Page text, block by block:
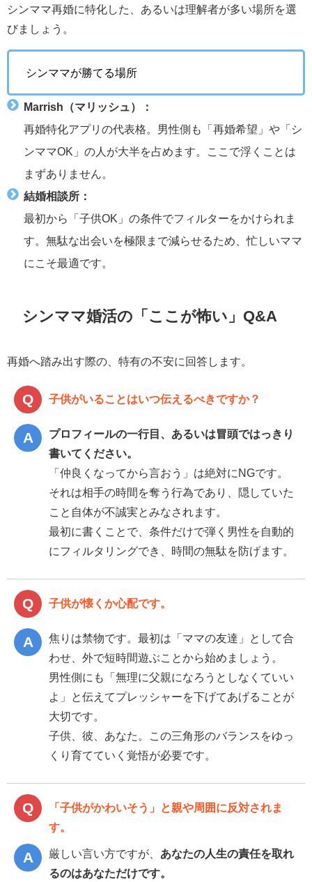
シンママ再婚に特化した、あるいは理解者が多い場所を選
びましょう。
シンママが勝てる場所
Marrish（マリッシュ）：
再婚特化アプリの代表格。男性側も「再婚希望」や「シ
ンママOK」の人が大半を占めます。ここで浮くことは
まずありません。
結婚相談所：
最初から「子供OK」の条件でフィルターをかけられま
す。無駄な出会いを極限まで減らせるため、忙しいママ
にこそ最適です。
シンママ婚活の「ここが怖い」Q&A
再婚へ踏み出す際の、特有の不安に回答します。
子供がいることはいつ伝えるべきですか？
プロフィールの一行目、あるいは冒頭ではっきり
書いてください。
「仲良くなってから言おう」は絶対にNGです。
それは相手の時間を奪う行為であり、隠していた
こと自体が不誠実とみなされます。
最初に書くことで、条件だけで弾く男性を自動的
にフィルタリングでき、時間の無駄を防げます。
子供が懐くか心配です。
焦りは禁物です。最初は「ママの友達」として合
わせ、外で短時間遊ぶことから始めましょう。
男性側にも「無理に父親になろうとしなくていい
よ」と伝えてプレッシャーを下げてあげることが
大切です。
子供、彼、あなた。この三角形のバランスをゆっ
くり育てていく覚悟が必要です。
「子供がかわいそう」と親や周囲に反対されま
す。
厳しい言い方ですが、 あなたの人生の責任を取れ
るのはあなただけです。